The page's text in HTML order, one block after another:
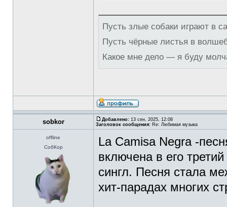
Пусть злые собаки играют в
Пусть чёрные листья в
Какое мне дело — я буду
sobkor Добавлено: 13 сен, 2025, 12:08
Заголовок сообщения: Re: Любимая музыка
offline
СобКор
La Camisa Negra -
включена в его
сингл. Песня стала
хит-парадах многих